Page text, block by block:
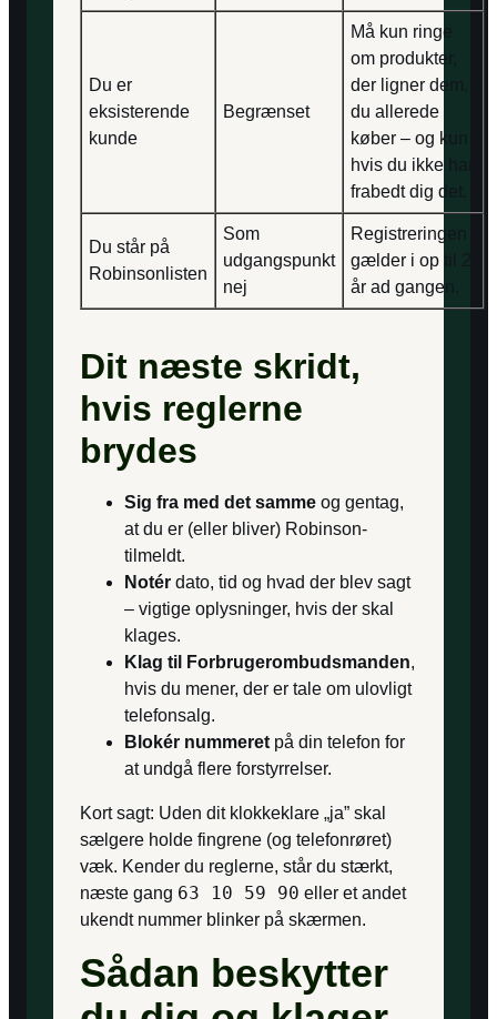
Du er
eksisterende
kunde
Begrænset
Må kun ringe
om produkter,
der ligner dem,
du allerede
køber – og kun
hvis du ikke har
frabedt dig det.
Du står på
Robinsonlisten
Som
udgangspunkt
nej
Registreringen
gælder i op til 2
år ad gangen.
Dit næste skridt,
hvis reglerne
brydes
Sig fra med det samme og gentag,
at du er (eller bliver) Robinson-
tilmeldt.
Notér dato, tid og hvad der blev sagt
– vigtige oplysninger, hvis der skal
klages.
Klag til Forbrugerombudsmanden,
hvis du mener, der er tale om ulovligt
telefonsalg.
Blokér nummeret på din telefon for
at undgå flere forstyrrelser.
Kort sagt: Uden dit klokkeklare „ja” skal
sælgere holde fingrene (og telefonrøret)
væk. Kender du reglerne, står du stærkt,
næste gang 63 10 59 90 eller et andet
ukendt nummer blinker på skærmen.
Sådan beskytter